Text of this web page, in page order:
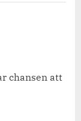
chansen att